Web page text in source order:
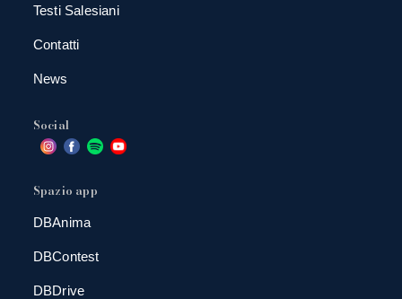
Testi Salesiani
Contatti
News
Social
Spazio app
DBAnima
DBContest
DBDrive